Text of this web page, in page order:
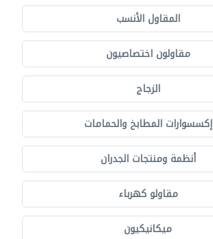
المقاول الأنسب
مقاولون اختصاصيون
الزجاج
إكسسوارات المطابخ والحمامات
أنظمة ومنتجات الجدران
مقاولو كهرباء
ميكانيكيون